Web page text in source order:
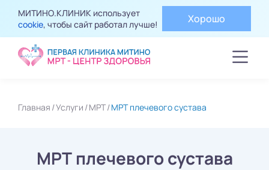
МИТИНО.КЛИНИК использует
cookie, чтобы сайт работал лучше! Хорошо
Главная Услуги МРТ МРТ плечевого сустава
МРТ плечевого сустава